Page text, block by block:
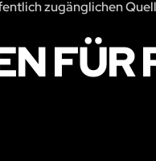
zugänglichen